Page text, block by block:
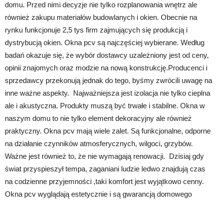
domu. Przed nimi decyzje nie tylko rozplanowania wnętrz ale
również zakupu materiałów budowlanych i okien. Obecnie na
rynku funkcjonuje 2,5 tys firm zajmujących się produkcją i
dystrybucją okien. Okna pcv są najczęściej wybierane. Według
badań okazuje się, że wybór dostawcy uzależniony jest od ceny,
opinii znajomych oraz modzie na nową konstrukcję.Producenci i
sprzedawcy przekonują jednak do tego, byśmy zwrócili uwagę na
inne ważne aspekty. Najważniejsza jest izolacja nie tylko cieplna
ale i akustyczna. Produkty muszą być trwałe i stabilne. Okna w
naszym domu to nie tylko element dekoracyjny ale również
praktyczny. Okna pcv mają wiele zalet. Są funkcjonalne, odporne
na działanie czynników atmosferycznych, wilgoci, grzybów.
Ważne jest również to, że nie wymagają renowacji. Dzisiaj gdy
świat przyspieszył tempa, zaganiani ludzie ledwo znajdują czas
na codzienne przyjemności ,taki komfort jest wyjątkowo cenny.
Okna pcv wyglądają estetycznie i są gwarancją domowego